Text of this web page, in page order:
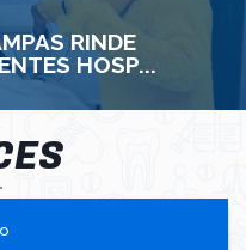
RINDE
HOSP...